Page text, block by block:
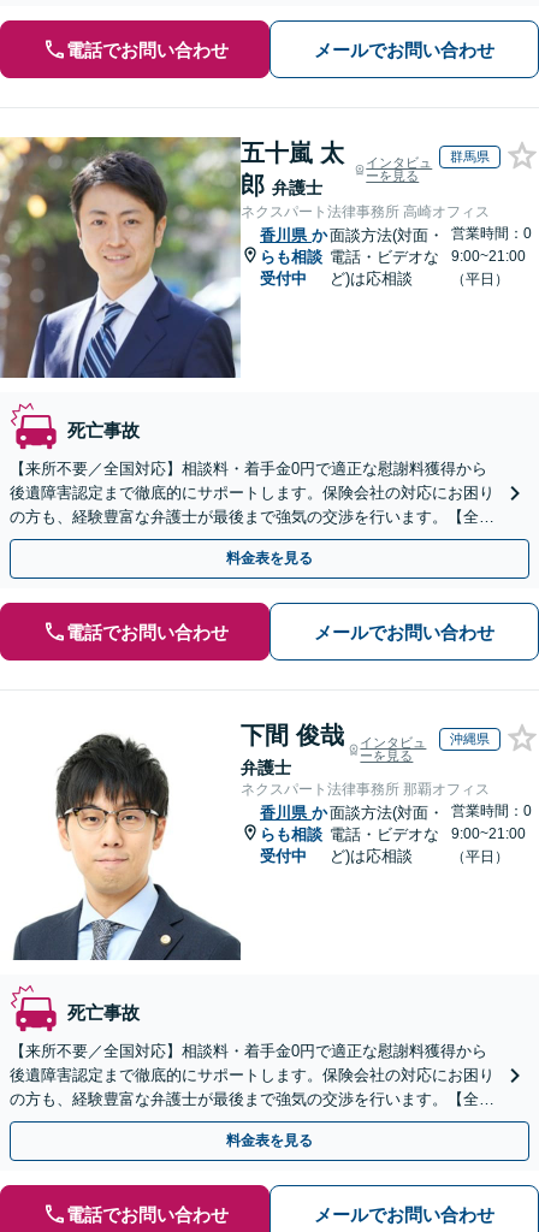
電話でお問い合わせ メールでお問い合わせ
五十嵐 太
郎 弁護士
インタビュ
ーを見る
群馬県
ネクスパート法律事務所 高崎オフィス
香川県 か
らも相談
受付中
面談方法(対面・
電話・ビデオな
ど)は応相談
営業時間：0
9:00~21:00
（平日）
死亡事故
【来所不要／全国対応】相談料・着手金0円で適正な慰謝料獲得から
後遺障害認定まで徹底的にサポートします。保険会社の対応にお困り
の方も、経験豊富な弁護士が最後まで強気の交渉を行います。【全国
13拠点】お気軽にご相談ください。
料金表を見る
電話でお問い合わせ メールでお問い合わせ
下間 俊哉
弁護士
インタビュ
ーを見る
沖縄県
ネクスパート法律事務所 那覇オフィス
香川県 か
らも相談
受付中
面談方法(対面・
電話・ビデオな
ど)は応相談
営業時間：0
9:00~21:00
（平日）
死亡事故
【来所不要／全国対応】相談料・着手金0円で適正な慰謝料獲得から
後遺障害認定まで徹底的にサポートします。保険会社の対応にお困り
の方も、経験豊富な弁護士が最後まで強気の交渉を行います。【全国
13拠点】お気軽にご相談ください。
料金表を見る
電話でお問い合わせ メールでお問い合わせ